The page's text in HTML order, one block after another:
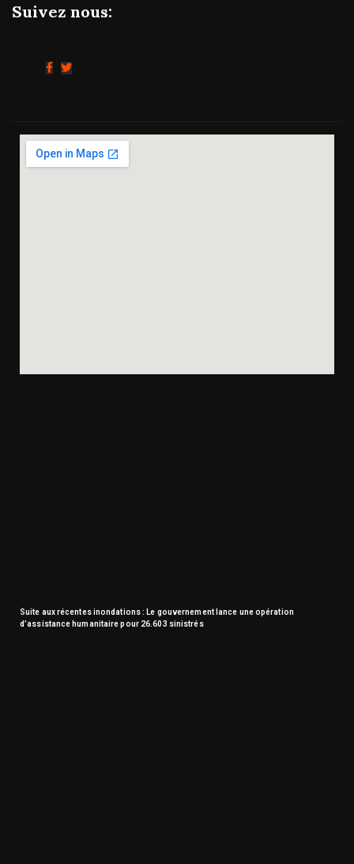
Suivez nous:
Suite aux récentes inondations : Le gouvernement lance une opération
d’assistance humanitaire pour 26.603 sinistrés